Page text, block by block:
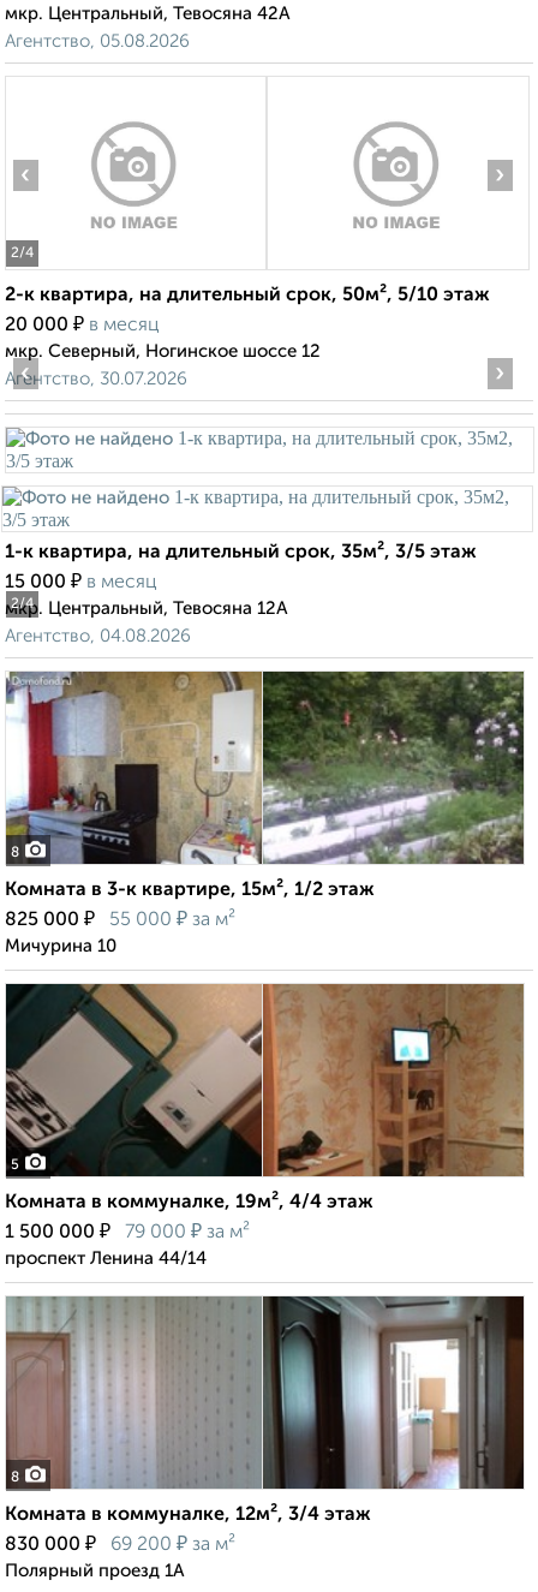
мкр. Центральный, Тевосяна 42А
Агентство, 05.08.2026
2/4
‹ ›
2-к квартира, на длительный срок, 50м², 5/10 этаж
20 000 ₽ в месяц
мкр. Северный, Ногинское шоссе 12
Агентство, 30.07.2026
2/4
‹ ›
1-к квартира, на длительный срок, 35м², 3/5 этаж
15 000 ₽ в месяц
мкр. Центральный, Тевосяна 12А
Агентство, 04.08.2026
8
Комната в 3-к квартире, 15м², 1/2 этаж
825 000 ₽ 55 000 ₽ за м²
Мичурина 10
5
Комната в коммуналке, 19м², 4/4 этаж
1 500 000 ₽ 79 000 ₽ за м²
проспект Ленина 44/14
8
Комната в коммуналке, 12м², 3/4 этаж
830 000 ₽ 69 200 ₽ за м²
Полярный проезд 1А